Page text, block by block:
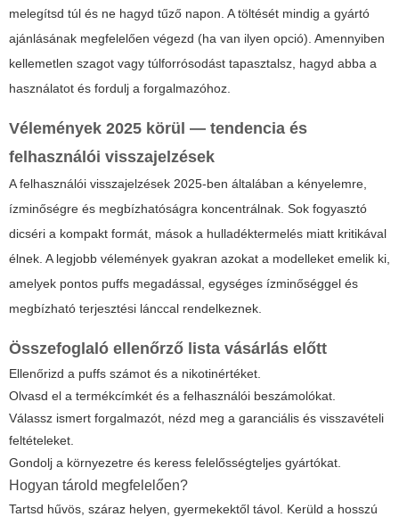
melegítsd túl és ne hagyd tűző napon. A töltését mindig a gyártó
ajánlásának megfelelően végezd (ha van ilyen opció). Amennyiben
kellemetlen szagot vagy túlforrósodást tapasztalsz, hagyd abba a
használatot és fordulj a forgalmazóhoz.
Vélemények 2025 körül — tendencia és
felhasználói visszajelzések
A felhasználói visszajelzések 2025-ben általában a kényelemre,
ízminőségre és megbízhatóságra koncentrálnak. Sok fogyasztó
dicséri a kompakt formát, mások a hulladéktermelés miatt kritikával
élnek. A legjobb vélemények gyakran azokat a modelleket emelik ki,
amelyek pontos puffs megadással, egységes ízminőséggel és
megbízható terjesztési lánccal rendelkeznek.
Összefoglaló ellenőrző lista vásárlás előtt
Ellenőrizd a puffs számot és a nikotinértéket.
Olvasd el a termékcímkét és a felhasználói beszámolókat.
Válassz ismert forgalmazót, nézd meg a garanciális és visszavételi
feltételeket.
Gondolj a környezetre és keress felelősségteljes gyártókat.
Hogyan tárold megfelelően?
Tartsd hűvös, száraz helyen, gyermekektől távol. Kerüld a hosszú